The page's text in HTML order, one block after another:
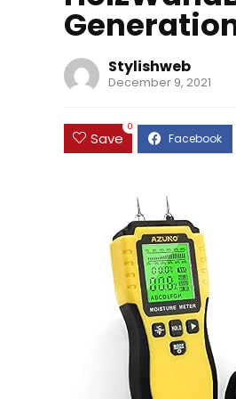
Stylishweb
December 9, 2021
Save
0